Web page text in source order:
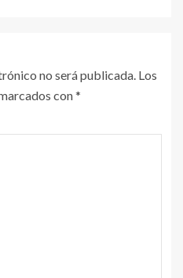
no será publicada. Los
con*